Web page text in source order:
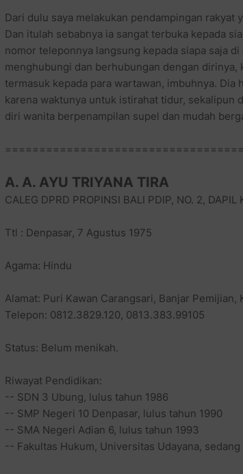
Dari dulu saya melakukan pendampingan rakyat
Dan itulah sebabnya ia sangat terbuka kepada
nomor teleponnya langsung kepada siapa saja
menghubungi dan berhubungan dengan dirinya,
termasuk kepada para wartawan, imbuhnya. Dia
karena waktunya untuk istirahat tidur, sekalipun
diri wanita berpenampilan supel dan mudah
A. A. AYU TRIYANA TIRA
CALEG DPRD PROPINSI BALI PDIP, NO. 2, DAPIL
Ttl : Denpasar, 7 Agustus 1975
Agama: Hindu
Alamat: Puri Kawan Carangsari, Banjar
Telepon: 0812.3829.120, 0813.383.99105
Status: Belum menikah.
Riwayat Pendidikan:
-- SDN 3 Ubung, lulus tahun 1986
-- SMP Negeri 10 Denpasar, lulus tahun 1990
-- SMA Negeri Adian 6, lulus tahun 1993
-- Fakultas Hukum, Universitas Udayana,